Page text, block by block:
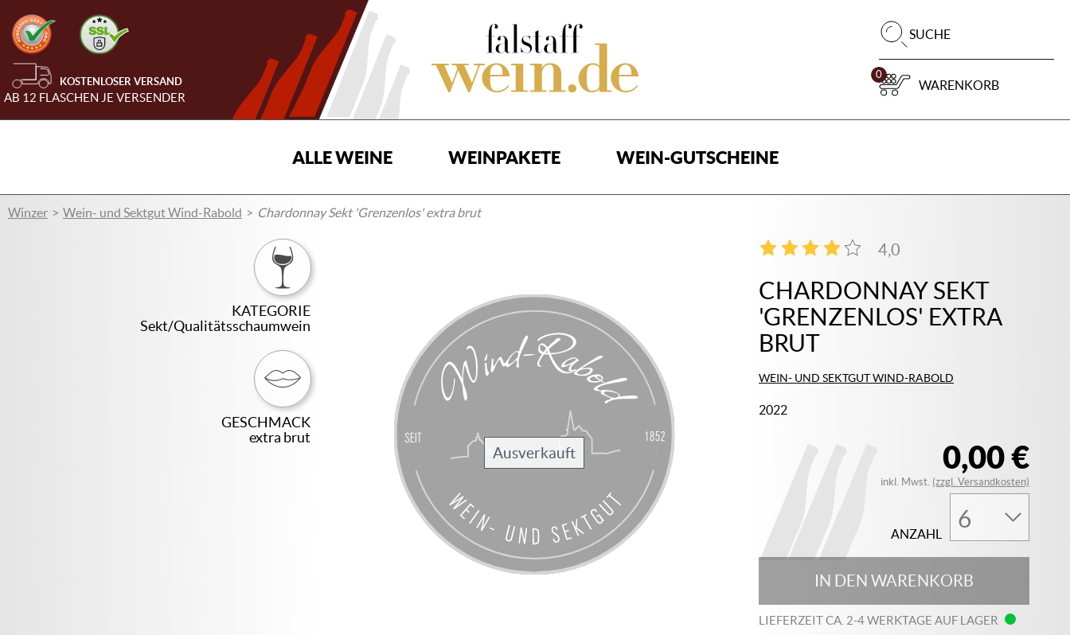
KOSTENLOSER VERSAND
AB 12 FLASCHEN JE VERSENDER
SUCHE
0
WARENKORB
ALLE WEINE WEINPAKETE WEIN-GUTSCHEINE
Winzer Wein- und Sektgut Wind-Rabold Chardonnay Sekt 'Grenzenlos' extra brut
KATEGORIE
Sekt/Qualitätsschaumwein
GESCHMACK
extra brut
Ausverkauft
CHARDONNAY SEKT
'GRENZENLOS' EXTRA
BRUT
WEIN- UND SEKTGUT WIND-RABOLD
2022
4,0
1
0,00 €
inkl. Mwst. (zzgl. Versandkosten)
ANZAHL
IN DEN WARENKORB
LIEFERZEIT CA. 2-4 WERKTAGE AUF LAGER